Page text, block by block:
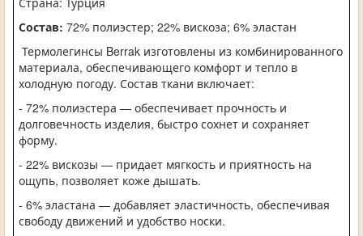
Состав: 72% полиэстер; 22% вискоза; 6% эластан
Термолегинсы Berrak изготовлены из комбинированного
материала, обеспечивающего комфорт и тепло в
холодную погоду. Состав ткани включает:
- 72% полиэстера — обеспечивает прочность и
долговечность изделия, быстро сохнет и сохраняет
форму.
- 22% вискозы — придает мягкость и приятность на
ощупь, позволяет коже дышать.
- 6% эластана — добавляет эластичность, обеспечивая
свободу движений и удобство носки.